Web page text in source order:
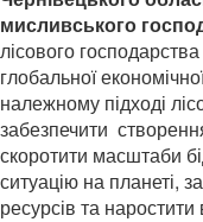
мисливського
лісового
глобальної
належному підході
забезпечити
скоротити масштаби
ситуацію на планеті,
ресурсів та